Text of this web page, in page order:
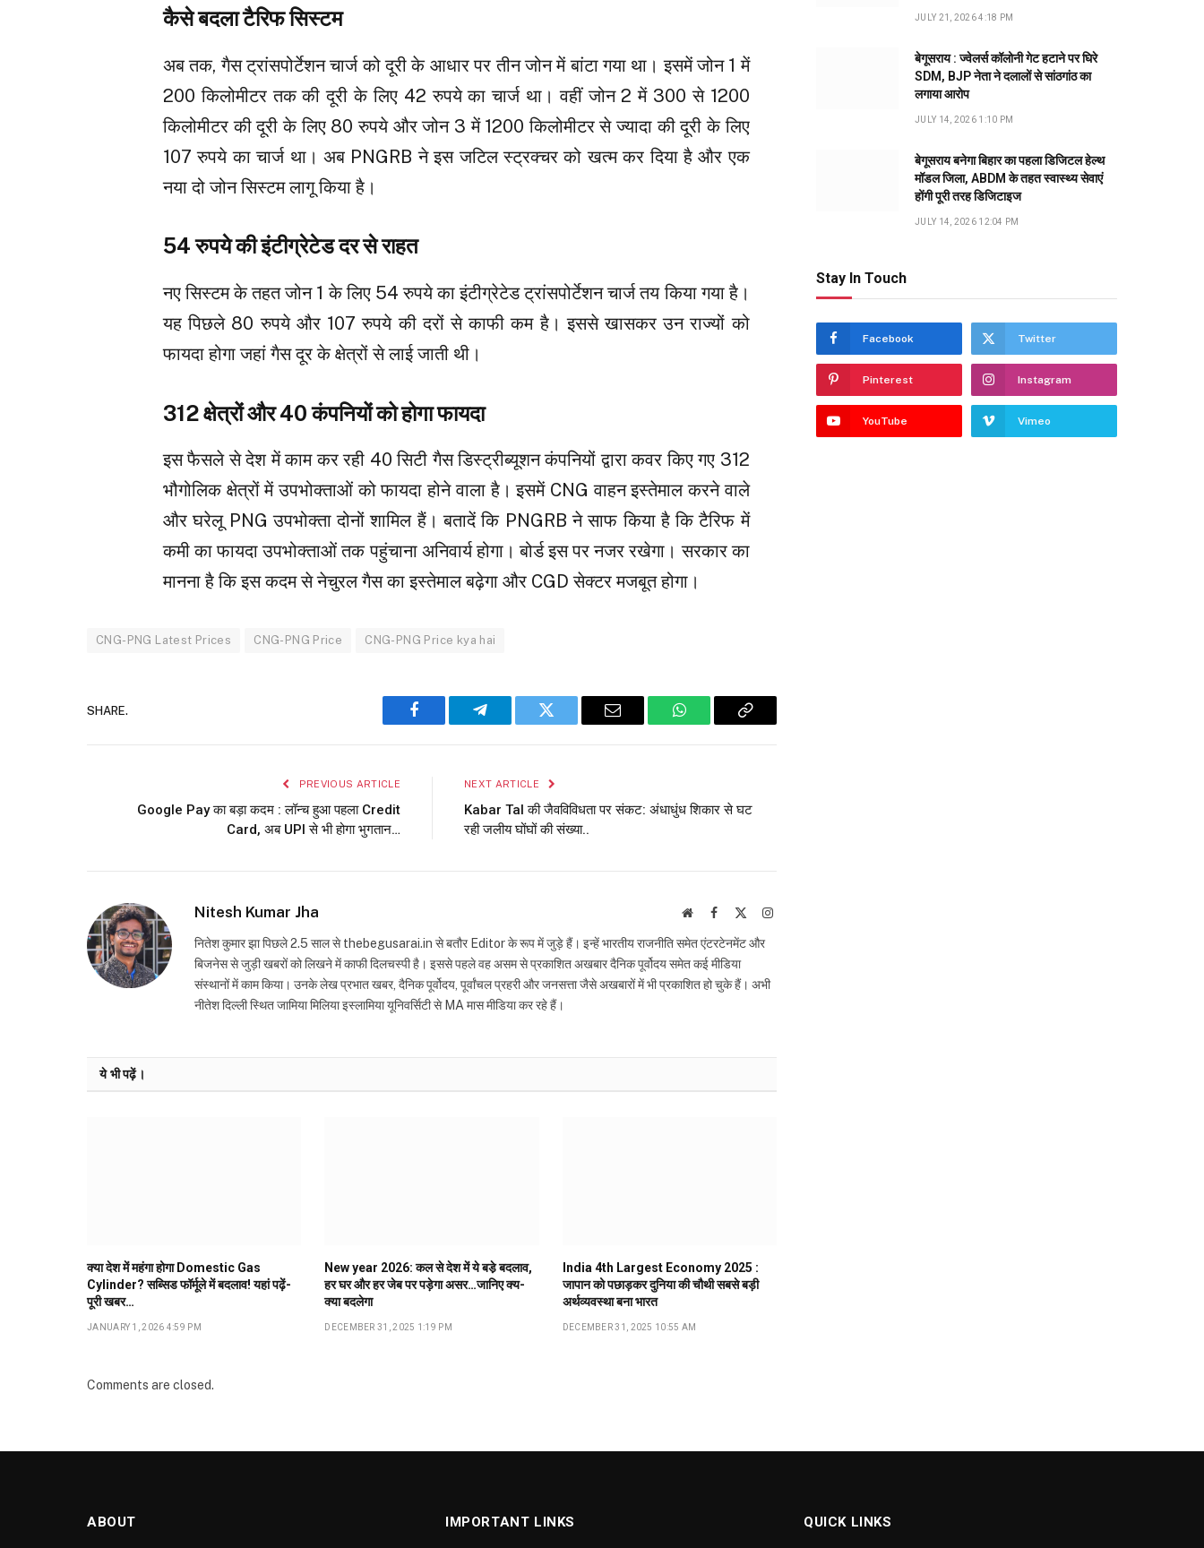
कैसे बदला टैरिफ सिस्टम
अब तक, गैस ट्रांसपोर्टेशन चार्ज को दूरी के आधार पर तीन जोन में बांटा गया था। इसमें जोन 1 में
200 किलोमीटर तक की दूरी के लिए 42 रुपये का चार्ज था। वहीं जोन 2 में 300 से 1200
किलोमीटर की दूरी के लिए 80 रुपये और जोन 3 में 1200 किलोमीटर से ज्यादा की दूरी के लिए
107 रुपये का चार्ज था। अब PNGRB ने इस जटिल स्ट्रक्चर को खत्म कर दिया है और एक
नया दो जोन सिस्टम लागू किया है।
54 रुपये की इंटीग्रेटेड दर से राहत
नए सिस्टम के तहत जोन 1 के लिए 54 रुपये का इंटीग्रेटेड ट्रांसपोर्टेशन चार्ज तय किया गया है।
यह पिछले 80 रुपये और 107 रुपये की दरों से काफी कम है। इससे खासकर उन राज्यों को
फायदा होगा जहां गैस दूर के क्षेत्रों से लाई जाती थी।
312 क्षेत्रों और 40 कंपनियों को होगा फायदा
इस फैसले से देश में काम कर रही 40 सिटी गैस डिस्ट्रीब्यूशन कंपनियों द्वारा कवर किए गए 312
भौगोलिक क्षेत्रों में उपभोक्ताओं को फायदा होने वाला है। इसमें CNG वाहन इस्तेमाल करने वाले
और घरेलू PNG उपभोक्ता दोनों शामिल हैं। बतादें कि PNGRB ने साफ किया है कि टैरिफ में
कमी का फायदा उपभोक्ताओं तक पहुंचाना अनिवार्य होगा। बोर्ड इस पर नजर रखेगा। सरकार का
मानना ​​है कि इस कदम से नेचुरल गैस का इस्तेमाल बढ़ेगा और CGD सेक्टर मजबूत होगा।
CNG-PNG Latest Prices CNG-PNG Price CNG-PNG Price kya hai
SHARE.
Facebook Telegram Twitter Email WhatsAppCopy
PREVIOUS ARTICLE
Google Pay का बड़ा कदम : लॉन्च हुआ पहला Credit
Card, अब UPI से भी होगा भुगतान…
NEXT ARTICLE
Kabar Tal की जैवविविधता पर संकट: अंधाधुंध शिकार से घट
रही जलीय घोंघों की संख्या..
Nitesh Kumar Jha WebsiteFacebook Instagram
नितेश कुमार झा पिछले 2.5 साल से thebegusarai.in से बतौर Editor के रूप में जुड़े हैं। इन्हें भारतीय राजनीति समेत एंटरटेनमेंट और
बिजनेस से जुड़ी खबरों को लिखने में काफी दिलचस्पी है। इससे पहले वह असम से प्रकाशित अखबार दैनिक पूर्वोदय समेत कई मीडिया
संस्थानों में काम किया। उनके लेख प्रभात खबर, दैनिक पूर्वोदय, पूर्वांचल प्रहरी और जनसत्ता जैसे अखबारों में भी प्रकाशित हो चुके हैं। अभी
नीतेश दिल्ली स्थित जामिया मिलिया इस्लामिया यूनिवर्सिटी से MA मास मीडिया कर रहे हैं।
ये भी पढ़ें।
क्या देश में महंगा होगा Domestic Gas
Cylinder? सब्सिड फॉर्मूले में बदलाव! यहां पढ़ें-
पूरी खबर…
JANUARY 1, 2026 4:59 PM
New year 2026: कल से देश में ये बडे़ बदलाव,
हर घर और हर जेब पर पड़ेगा असर…जानिए क्य-
क्या बदलेगा
DECEMBER 31, 2025 1:19 PM
India 4th Largest Economy 2025 :
जापान को पछाड़कर दुनिया की चौथी सबसे बड़ी
अर्थव्यवस्था बना भारत
DECEMBER 31, 2025 10:55 AM
Comments are closed.
JULY 21, 2026 4:18 PM
बेगूसराय : ज्वेलर्स कॉलोनी गेट हटाने पर घिरे
SDM, BJP नेता ने दलालों से सांठगांठ का
लगाया आरोप
JULY 14, 2026 1:10 PM
बेगूसराय बनेगा बिहार का पहला डिजिटल हेल्थ
मॉडल जिला, ABDM के तहत स्वास्थ्य सेवाएं
होंगी पूरी तरह डिजिटाइज
JULY 14, 2026 12:04 PM
Stay In Touch
Facebook Twitter
Pinterest Instagram
YouTube Vimeo
ABOUT IMPORTANT LINKS QUICK LINKS